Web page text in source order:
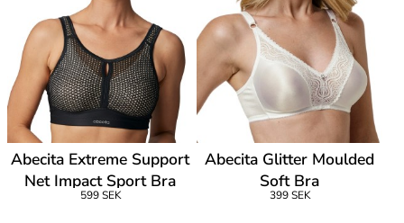
Abecita Extreme Support
Net Impact Sport Bra
599 SEK
Abecita Glitter Moulded
Soft Bra
399 SEK